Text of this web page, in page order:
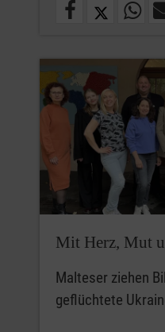
Mit Herz, Mut
Malteser ziehen
geflüchtete